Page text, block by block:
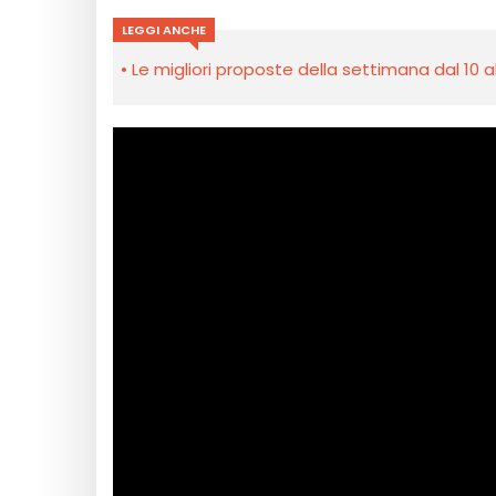
LEGGI ANCHE
Le migliori proposte della settimana dal 10